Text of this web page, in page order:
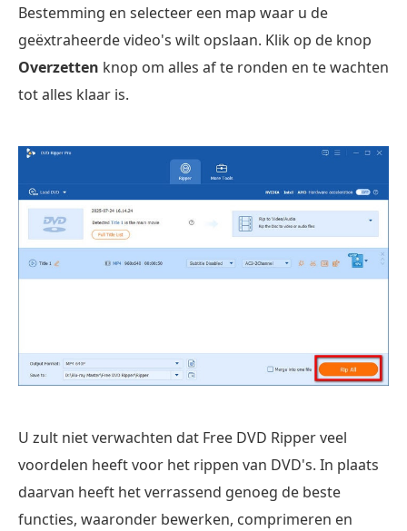
Bestemming en selecteer een map waar u de
geëxtraheerde video's wilt opslaan. Klik op de knop
Overzetten knop om alles af te ronden en te wachten
tot alles klaar is.
U zult niet verwachten dat Free DVD Ripper veel
voordelen heeft voor het rippen van DVD's. In plaats
daarvan heeft het verrassend genoeg de beste
functies, waaronder bewerken, comprimeren en